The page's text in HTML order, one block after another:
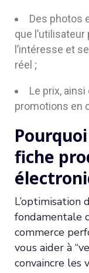
Des photos
que
l’intéresse et
réel ;
Le prix,
promotions en
fiche
L’optimisation
fondamentale
commerce
vous aider à
convaincre les